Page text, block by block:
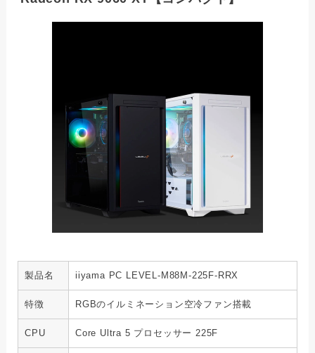
製品名 iiyama PC LEVEL-M88M-225F-RRX
特徴 RGBのイルミネーション空冷ファン搭載
CPU Core Ultra 5 プロセッサー 225F